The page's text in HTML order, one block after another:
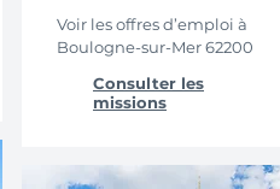
Voir les offres d’emploi à
Boulogne-sur-Mer 62200
Consulter les
missions